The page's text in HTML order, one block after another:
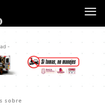
-
sobre